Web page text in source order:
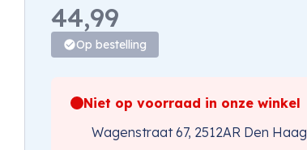
44,99
Op bestelling
Niet op voorraad in onze winkel
Wagenstraat 67, 2512AR Den Haag